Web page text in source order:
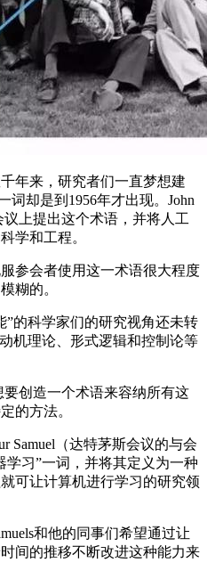
来，研究者们一直梦想建
词却是到1956年才出现。John
上提出这个术语，并将人工
学和工程。
会者使用这一术语很大程度
糊的。
科学家们的研究视角还未转
机理论、形式逻辑和控制论等
创造一个术语来容纳所有这
的方法。
（达特茅斯会议的与会
学习”一词，并将其定义为一种
可让计算机进行学习的研究领
和他的同事们希望通过让
间的推移不断改进这种能力来